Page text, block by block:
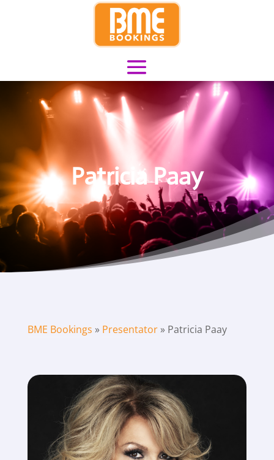
Patricia Paay
BME Bookings » Presentator» Patricia Paay